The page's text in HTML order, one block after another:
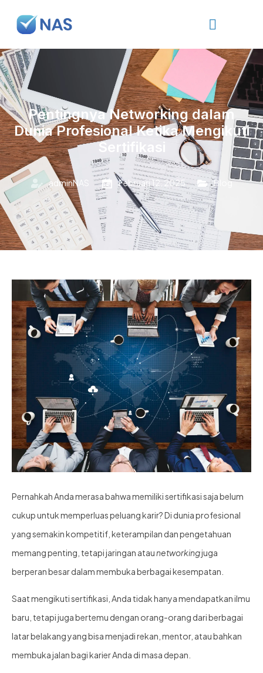
Pentingnya Networking dalam
Dunia Profesional Ketika Mengikuti
Sertifikasi
adminNAS Februari 12, 2025 Blog
Pernahkah Anda merasa bahwa memiliki sertifikasi saja belum
cukup untuk memperluas peluang karir? Di dunia profesional
yang semakin kompetitif, keterampilan dan pengetahuan
memang penting, tetapi jaringan ataunetworkingjuga
berperan besar dalam membuka berbagai kesempatan.
Saat mengikuti sertifikasi, Anda tidak hanya mendapatkan ilmu
baru, tetapi juga bertemu dengan orang-orang dari berbagai
latar belakang yang bisa menjadi rekan, mentor, atau bahkan
membuka jalan bagi karier Anda di masa depan.